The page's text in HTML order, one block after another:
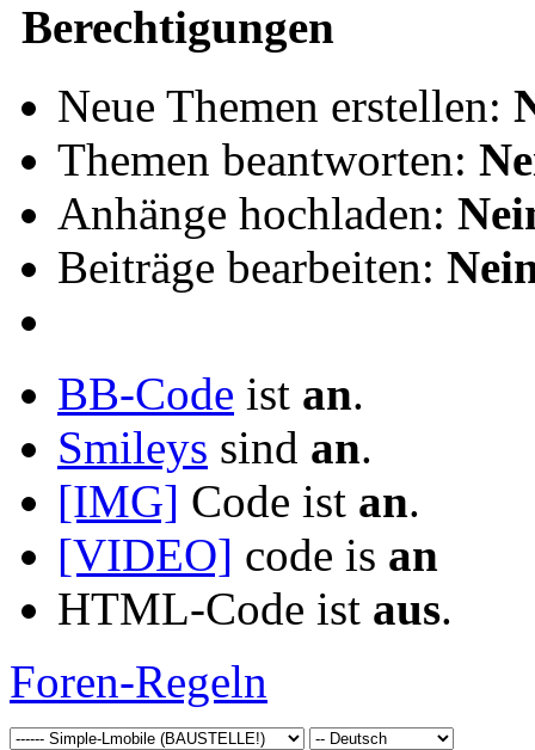
Berechtigungen
Neue Themen erstellen:
Themen beantworten:
Anhänge hochladen:
Beiträge bearbeiten:
BB-Code ist an.
Smileys sind an.
[IMG] Code ist an.
[VIDEO] code is an
HTML-Code ist aus.
Foren-Regeln